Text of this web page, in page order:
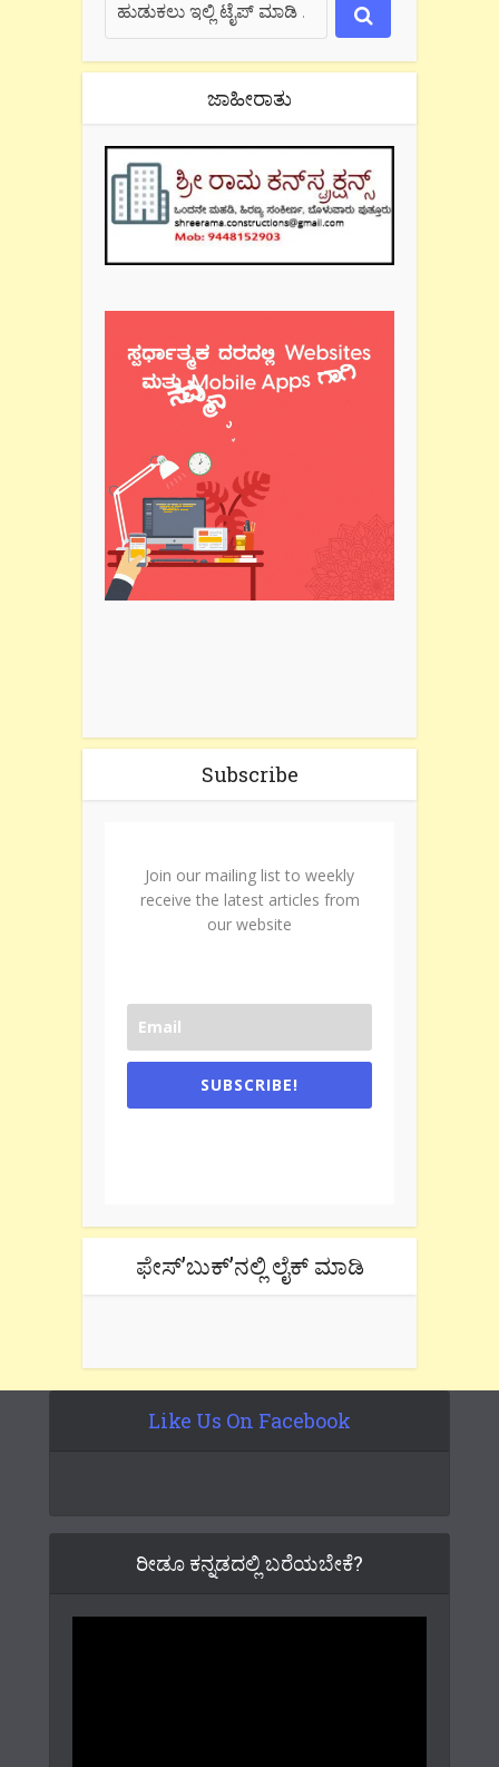
ಜಾಹೀರಾತು
Subscribe
Join our mailing list to weekly
receive the latest articles from
our website
SUBSCRIBE!
ಫೇಸ್’ಬುಕ್’ನಲ್ಲಿ ಲೈಕ್ ಮಾಡಿ
Like Us On Facebook
ರೀಡೂ ಕನ್ನಡದಲ್ಲಿ ಬರೆಯಬೇಕೆ?